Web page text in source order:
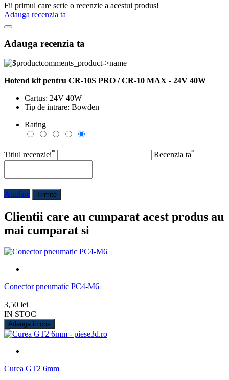
Fii primul care scrie o recenzie a acestui produs!
Adauga recenzia ta
Adauga recenzia ta
Hotend kit pentru CR-10S PRO / CR-10 MAX - 24V 40W
Cartus: 24V 40W
Tip de intrare: Bowden
Rating
Titlul recenziei* Recenzia ta*
Anulare Trimite
Clientii care au cumparat acest produs au
mai cumparat si
Conector pneumatic PC4-M6
3,50 lei
IN STOC
Adauga in cos
Curea GT2 6mm